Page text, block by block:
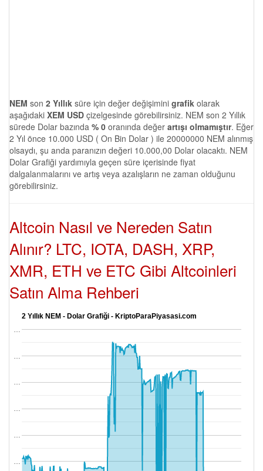
NEM son 2 Yıllık süre için değer değişimini grafik olarak
aşağıdaki XEM USD çizelgesinde görebilirsiniz. NEM son 2 Yıllık
sürede Dolar bazında % 0 oranında değer artışı olmamıştır. Eğer
2 Yıl önce 10.000 USD ( On Bin Dolar ) ile 20000000 NEM alınmış
olsaydı, şu anda paranızın değeri 10.000,00 Dolar olacaktı. NEM
Dolar Grafiği yardımıyla geçen süre içerisinde fiyat
dalgalanmalarını ve artış veya azalışların ne zaman olduğunu
görebilirsiniz.
Altcoin Nasıl ve Nereden Satın
Alınır? LTC, IOTA, DASH, XRP,
XMR, ETH ve ETC Gibi Altcoinleri
Satın Alma Rehberi
2 Yıllık NEM - Dolar Grafiği - KriptoParaPiyasasi.com
…
…
…
…